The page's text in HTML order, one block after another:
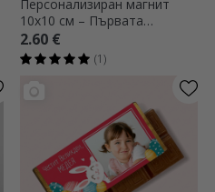
Персонализиран магнит
10x10 см – Първата
Великден
2.60 €
(1)